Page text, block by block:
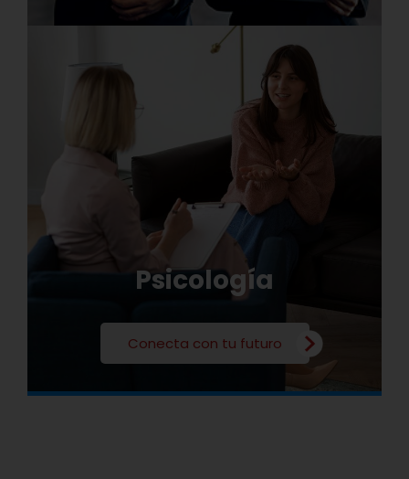
Psicología
Conecta con tu futuro